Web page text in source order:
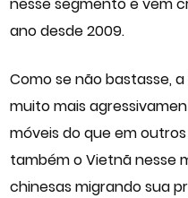
ano desde 2009.
Como se não bastasse,
muito mais
móveis do que em
também o Vietnã nesse
chinesas migrando sua